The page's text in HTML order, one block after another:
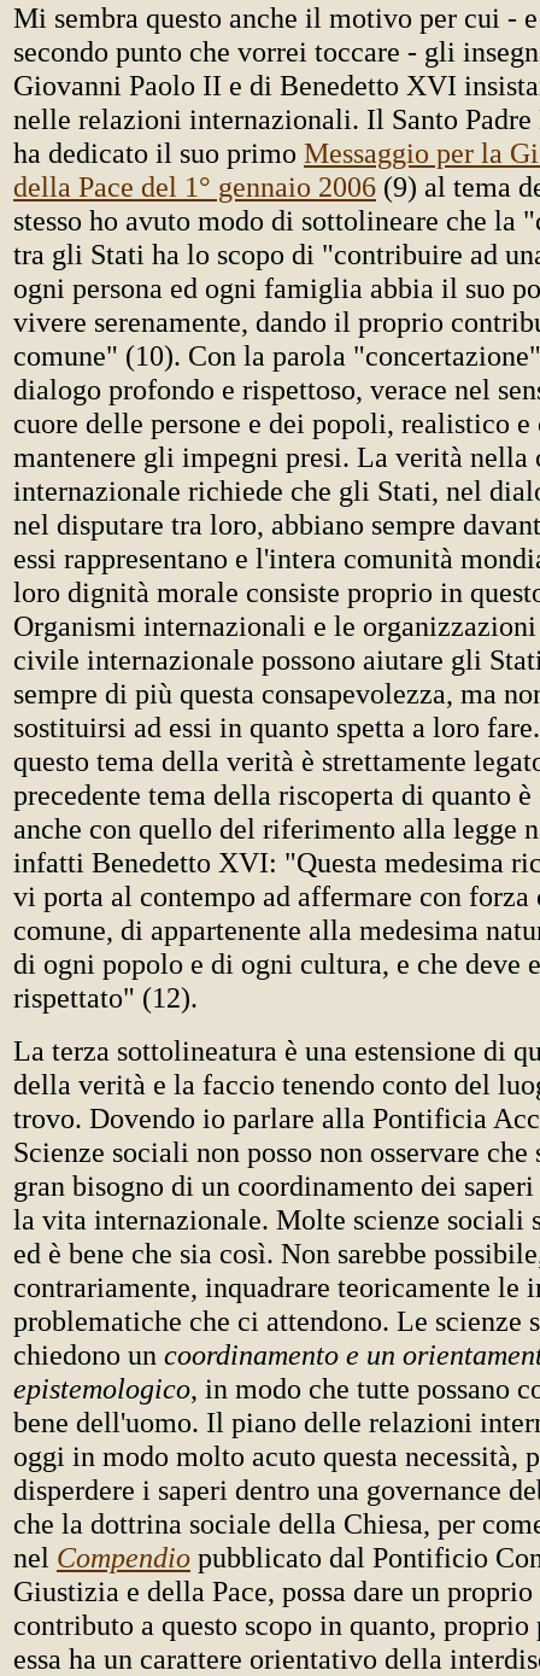
Mi sembra questo anche il motivo per cui -
secondo punto che vorrei toccare - gli
Giovanni Paolo II e di Benedetto XVI
nelle relazioni internazionali. Il Santo
ha dedicato il suo primo Messaggio per la
della Pace del 1° gennaio 2006 (9) al tema
stesso ho avuto modo di sottolineare che la
tra gli Stati ha lo scopo di "contribuire ad
ogni persona ed ogni famiglia abbia il suo
vivere serenamente, dando il proprio
comune" (10). Con la parola
dialogo profondo e rispettoso, verace nel
cuore delle persone e dei popoli, realistico e
mantenere gli impegni presi. La verità nella
internazionale richiede che gli Stati, nel
nel disputare tra loro, abbiano sempre
essi rappresentano e l'intera comunità
loro dignità morale consiste proprio in
Organismi internazionali e le
civile internazionale possono aiutare gli
sempre di più questa consapevolezza, ma
sostituirsi ad essi in quanto spetta a loro
questo tema della verità è strettamente
precedente tema della riscoperta di quanto è
anche con quello del riferimento alla legge
infatti Benedetto XVI: "Questa medesima
vi porta al contempo ad affermare con
comune, di appartenente alla medesima
di ogni popolo e di ogni cultura, e che deve
rispettato" (12).
La terza sottolineatura è una estensione di
della verità e la faccio tenendo conto del
trovo. Dovendo io parlare alla Pontificia
Scienze sociali non posso non osservare
gran bisogno di un coordinamento dei
la vita internazionale. Molte scienze sociali
ed è bene che sia così. Non sarebbe
contrariamente, inquadrare teoricamente le
problematiche che ci attendono. Le scienze
chiedono un coordinamento e un
epistemologico, in modo che tutte possano
bene dell'uomo. Il piano delle relazioni
oggi in modo molto acuto questa necessità,
disperdere i saperi dentro una governance
che la dottrina sociale della Chiesa, per
nel Compendio pubblicato dal Pontificio
Giustizia e della Pace, possa dare un
contributo a questo scopo in quanto, proprio
essa ha un carattere orientativo della